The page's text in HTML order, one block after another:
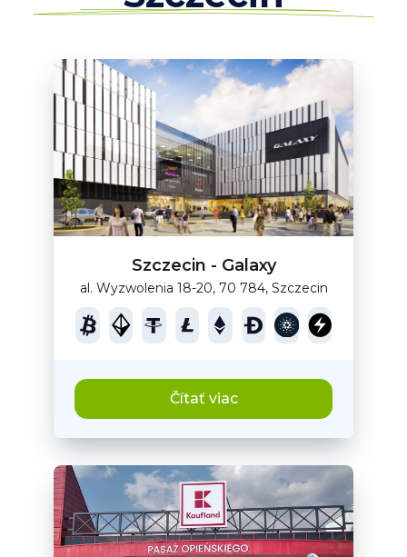
Szczecin - Galaxy
al. Wyzwolenia 18-20, 70 784, Szczecin
Čítať viac